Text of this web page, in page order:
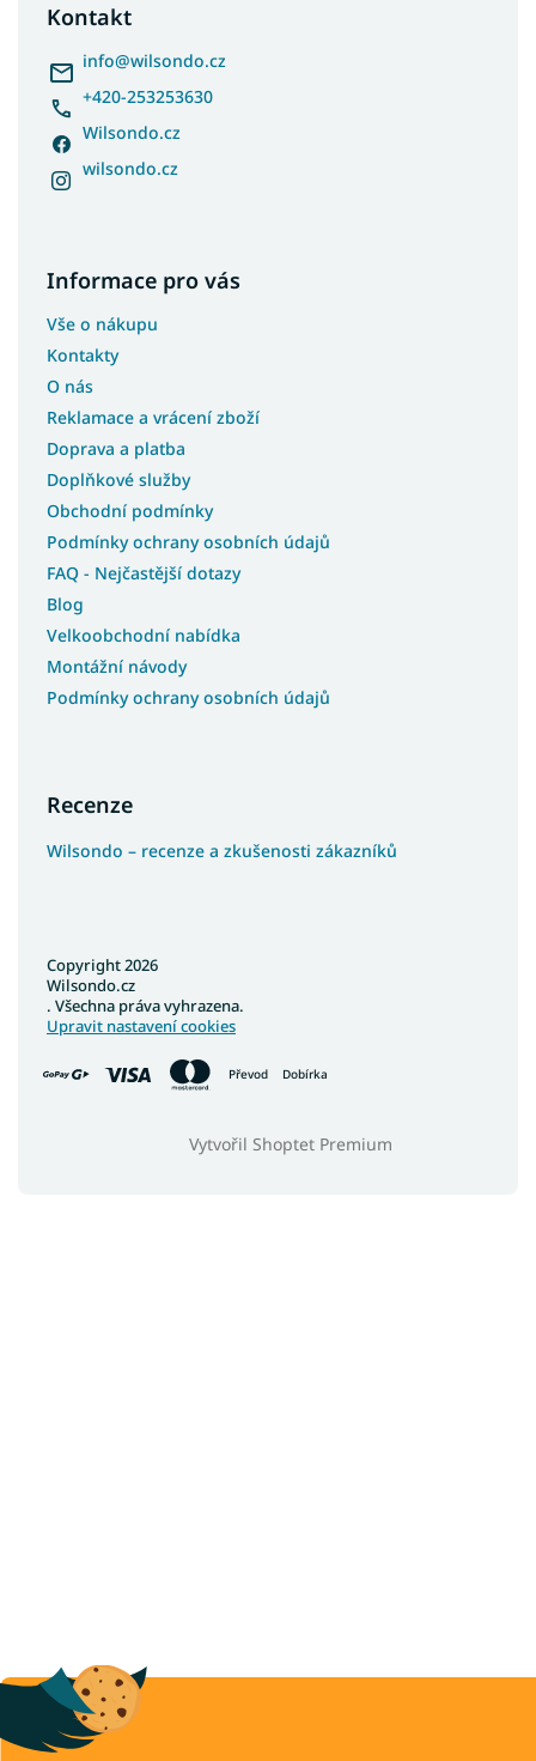
Kontakt
info@wilsondo.cz
+420-253253630
Wilsondo.cz
wilsondo.cz
Informace pro vás
Vše o nákupu
Kontakty
O nás
Reklamace a vrácení zboží
Doprava a platba
Doplňkové služby
Obchodní podmínky
Podmínky ochrany osobních údajů
FAQ - Nejčastější dotazy
Blog
Velkoobchodní nabídka
Montážní návody
Podmínky ochrany osobních údajů
Recenze
Wilsondo – recenze a zkušenosti zákazníků
Převod Dobírka
Vytvořil Shoptet Premium
Copyright 2026
Wilsondo.cz
. Všechna práva vyhrazena.
Upravit nastavení cookies